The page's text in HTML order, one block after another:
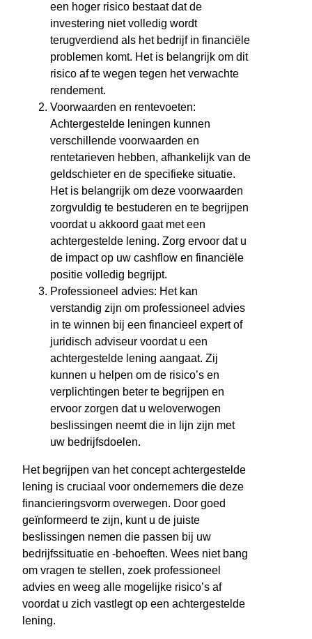
een hoger risico bestaat dat de
investering niet volledig wordt
terugverdiend als het bedrijf in financiële
problemen komt. Het is belangrijk om dit
risico af te wegen tegen het verwachte
rendement.
Voorwaarden en rentevoeten:
Achtergestelde leningen kunnen
verschillende voorwaarden en
rentetarieven hebben, afhankelijk van de
geldschieter en de specifieke situatie.
Het is belangrijk om deze voorwaarden
zorgvuldig te bestuderen en te begrijpen
voordat u akkoord gaat met een
achtergestelde lening. Zorg ervoor dat u
de impact op uw cashflow en financiële
positie volledig begrijpt.
Professioneel advies: Het kan
verstandig zijn om professioneel advies
in te winnen bij een financieel expert of
juridisch adviseur voordat u een
achtergestelde lening aangaat. Zij
kunnen u helpen om de risico’s en
verplichtingen beter te begrijpen en
ervoor zorgen dat u weloverwogen
beslissingen neemt die in lijn zijn met
uw bedrijfsdoelen.
Het begrijpen van het concept achtergestelde
lening is cruciaal voor ondernemers die deze
financieringsvorm overwegen. Door goed
geïnformeerd te zijn, kunt u de juiste
beslissingen nemen die passen bij uw
bedrijfssituatie en -behoeften. Wees niet bang
om vragen te stellen, zoek professioneel
advies en weeg alle mogelijke risico’s af
voordat u zich vastlegt op een achtergestelde
lening.